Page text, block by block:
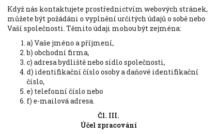
Když nás kontaktujete prostřednictvím webových stránek,
můžete být požádáni o vyplnění určitých údajů o sobě nebo
Vaší společnosti. Těmito údaji mohou být zejména:
a) Vaše jméno a příjmení,
b) obchodní firma,
c) adresa bydliště nebo sídlo společnosti,
d) identifikační číslo osoby a daňové identifikační
číslo,
e) telefonní číslo nebo
f) e-mailová adresa.
Čl. III.
Účel zpracování